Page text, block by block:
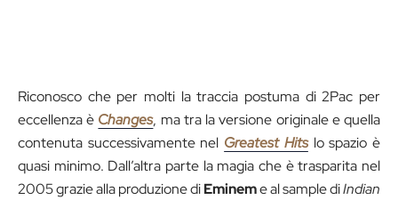
Riconosco che per molti la traccia postuma di 2Pac per
eccellenza è Changes, ma tra la versione originale e quella
contenuta successivamente nel Greatest Hitslo spazio è
quasi minimo. Dall’altra parte la magia che è trasparita nel
2005 grazie alla produzione diEmineme al sample diIndian